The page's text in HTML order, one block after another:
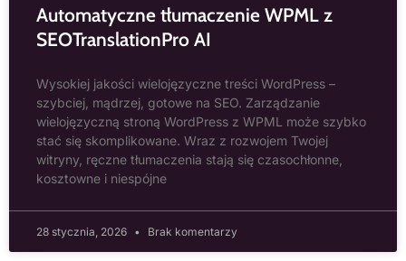
Automatyczne tłumaczenie WPML z
SEOTranslationPro AI
Wysokiej jakości wielojęzyczne treści WordPress –
szybciej, mądrzej, gotowe na SEO. Zarządzanie
wielojęzyczną stroną WordPress z WPML może szybko
stać się skomplikowane. Wraz z rozwojem Twojej
witryny, ręczne tłumaczenia stają się czasochłonne,
kosztowne i niespójne
28 stycznia, 2026 Brak komentarzy